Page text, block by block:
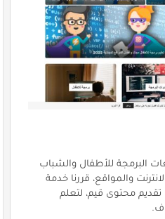
البرمجة للأطفال والشباب
والمواقع، قررنا خدمة
محتوى قيم، لتعلم